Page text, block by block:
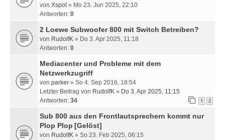
von Xspot» Mo 23. Jun 2025, 22:10
Antworten: 0
2 Loewe Subwoofer 800 mit Switch Betreiben?
von RudolfK » Do 3. Apr 2025, 11:18
Antworten: 0
Mediacenter und Probleme mit dem
Netzwerkzugriff
von parker » So 4. Sep 2016, 18:54
Letzter Beitrag von RudolfK » Do 3. Apr 2025, 11:15
Antworten: 34 1 2
Sub 800 aus den Frontlautsprechern kommt nur
Plop Plop [Gelöst]
von RudolfK » So 23. Feb 2025, 06:15